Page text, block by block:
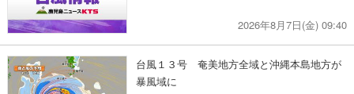
2026年8月7日(金) 09:40
台風１３号 奄美地方全域と沖縄本島地方が
暴風域に